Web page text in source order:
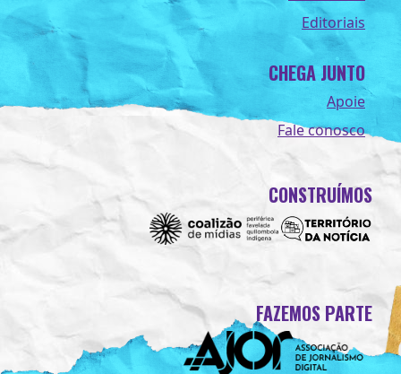
Editoriais
CHEGA JUNTO
Apoie
Fale conosco
CONSTRUÍMOS
FAZEMOS PARTE